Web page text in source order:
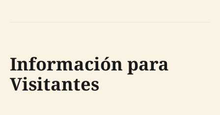
Información para
Visitantes